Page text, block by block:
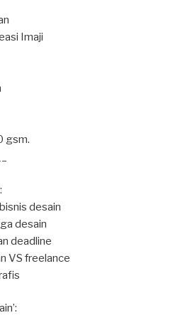
Imaji
gsm.
desain
desain
deadline
VS freelance